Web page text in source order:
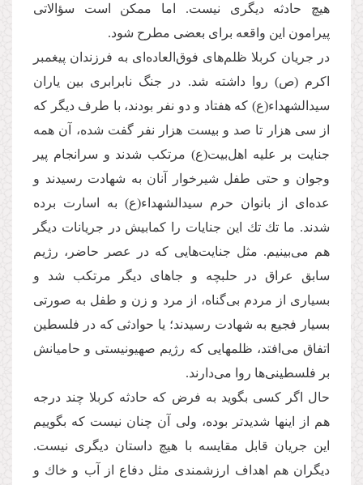
هیچ حادثه دیگری نیست. اما ممكن است سؤالاتی
پیرامون این واقعه برای بعضی مطرح شود.
در جریان كربلا ظلم‌‌های فوق‌العاده‌‌ای به فرزندان پیغمبر
اكرم (ص) روا داشته شد. در جنگ نابرابری بین یاران
سیدالشهداء(ع) كه هفتاد و دو نفر بودند، با طرف دیگر که
از سی هزار تا صد و بیست هزار نفر گفت شده، آن همه
جنایت بر علیه اهل‌بیت(ع) مرتكب شدند و سرانجام پیر
وجوان و حتی طفل شیرخوار آنان به شهادت رسیدند و
عده‌‌ای از بانوان حرم سیدالشهداء(ع) به اسارت برده
شدند. ما تك تك این جنایات را کمابیش در جریانات دیگر
هم می‌‌بینیم. مثل جنایت‌هایی كه در عصر حاضر، رژیم
سابق عراق در حلبچه و جاهای دیگر مرتكب شد و
بسیاری از مردم بی‌گناه، از مرد و زن و طفل به صورتی
بسیار فجیع به شهادت رسیدند؛ یا حوادثی كه در فلسطین
اتفاق می‌افتد، ظلمهایی كه رژیم صهیونیستی و حامیانش
بر فلسطینی‌‌ها روا می‌دارند.
حال اگر کسی بگوید به فرض كه حادثه كربلا چند درجه
هم از اینها شدیدتر بوده، ولی آن چنان نیست كه بگوییم
این جریان قابل مقایسه با هیچ داستان دیگری نیست.
دیگران هم اهداف ارزشمندی مثل دفاع از آب و خاك و